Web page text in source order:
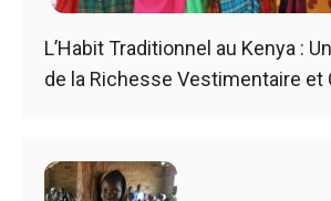
L’Habit Traditionnel au Kenya :
de la Richesse Vestimentaire et